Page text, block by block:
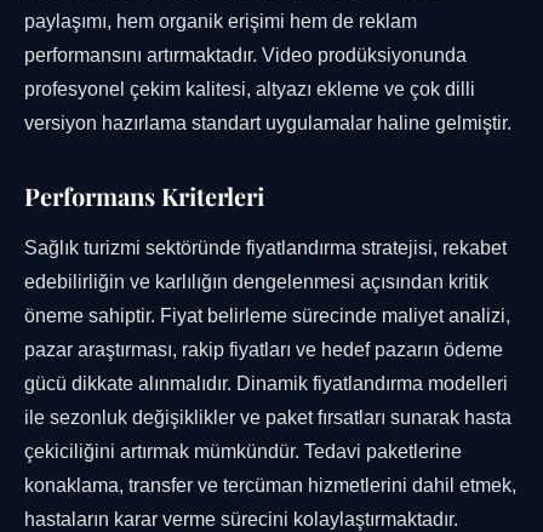
paylaşımı, hem organik erişimi hem de reklam
performansını artırmaktadır. Video prodüksiyonunda
profesyonel çekim kalitesi, altyazı ekleme ve çok dilli
versiyon hazırlama standart uygulamalar haline gelmiştir.
Performans Kriterleri
Sağlık turizmi sektöründe fiyatlandırma stratejisi, rekabet
edebilirliğin ve karlılığın dengelenmesi açısından kritik
öneme sahiptir. Fiyat belirleme sürecinde maliyet analizi,
pazar araştırması, rakip fiyatları ve hedef pazarın ödeme
gücü dikkate alınmalıdır. Dinamik fiyatlandırma modelleri
ile sezonluk değişiklikler ve paket fırsatları sunarak hasta
çekiciliğini artırmak mümkündür. Tedavi paketlerine
konaklama, transfer ve tercüman hizmetlerini dahil etmek,
hastaların karar verme sürecini kolaylaştırmaktadır.